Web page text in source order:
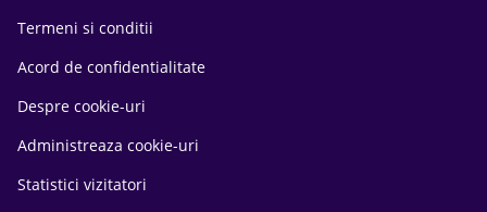
Termeni si conditii
Acord de confidentialitate
Despre cookie-uri
Administreaza cookie-uri
Statistici vizitatori